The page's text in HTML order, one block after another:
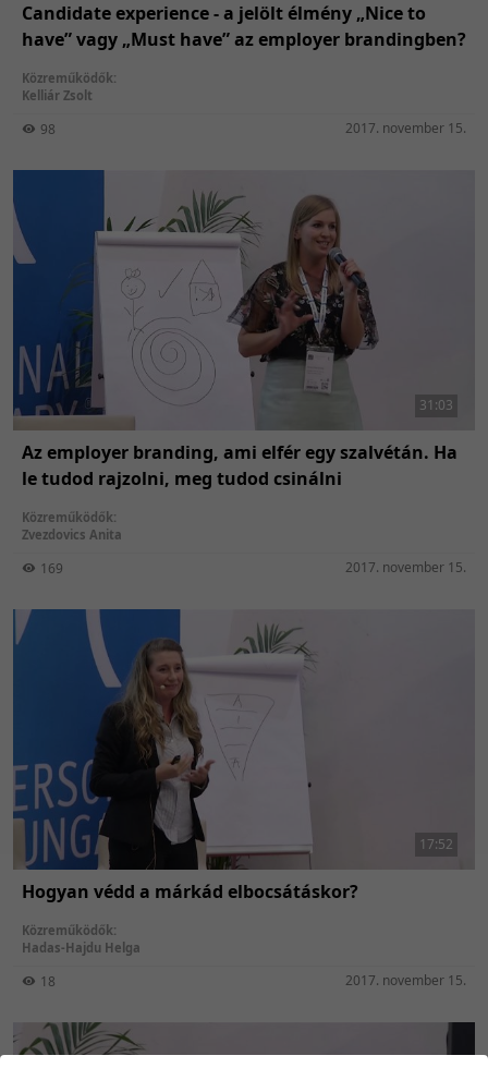
Candidate experience - a jelölt élmény „Nice to
have” vagy „Must have” az employer brandingben?
Közreműködők:
Kelliár Zsolt
98 2017. november 15.
31:03
Az employer branding, ami elfér egy szalvétán. Ha
le tudod rajzolni, meg tudod csinálni
Közreműködők:
Zvezdovics Anita
169 2017. november 15.
17:52
Hogyan védd a márkád elbocsátáskor?
Közreműködők:
Hadas-Hajdu Helga
18 2017. november 15.